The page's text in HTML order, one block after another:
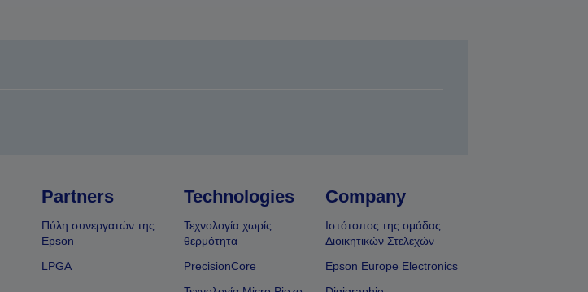
Partners
Πύλη συνεργατών της
Epson
LPGA
Technologies
Τεχνολογία χωρίς
θερμότητα
PrecisionCore
Company
Ιστότοπος της ομάδας
Διοικητικών Στελεχών
Epson Europe Electronics